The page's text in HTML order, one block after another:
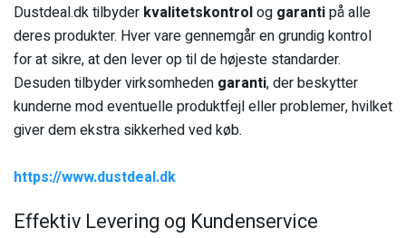
Dustdeal.dk tilbyder kvalitetskontrolog garantipå alle
deres produkter. Hver vare gennemgår en grundig kontrol
for at sikre, at den lever op til de højeste standarder.
Desuden tilbyder virksomheden garanti, der beskytter
kunderne mod eventuelle produktfejl eller problemer, hvilket
giver dem ekstra sikkerhed ved køb.
https://www.dustdeal.dk
Effektiv Levering og Kundenservice